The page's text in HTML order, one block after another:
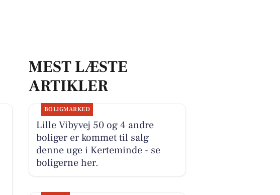
MEST LÆSTE
ARTIKLER
BOLIGMARKED
Lille Vibyvej 50 og 4 andre
boliger er kommet til salg
denne uge i Kerteminde - se
boligerne her.